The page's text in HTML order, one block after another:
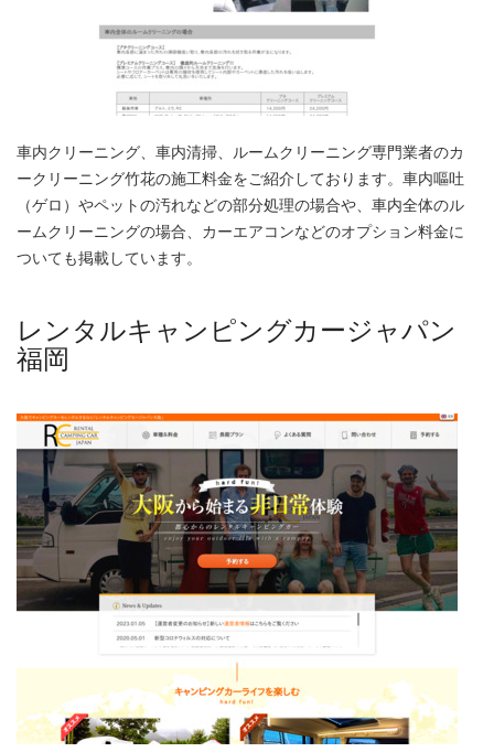
車内クリーニング、車内清掃、ルームクリーニング専門業者のカ
ークリーニング竹花の施工料金をご紹介しております。車内嘔吐
（ゲロ）やペットの汚れなどの部分処理の場合や、車内全体のル
ームクリーニングの場合、カーエアコンなどのオプション料金に
ついても掲載しています。
レンタルキャンピングカージャパン
福岡